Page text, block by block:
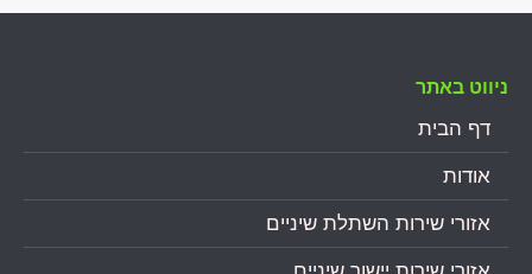
ניווט באתר
דף הבית
אודות
אזורי שירות השתלת שיניים